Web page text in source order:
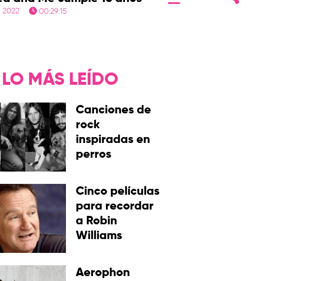
00:29:15
LO MÁS LEÍDO
Canciones de
rock
inspiradas en
perros
Cinco películas
para recordar
a Robin
Williams
Aerophon